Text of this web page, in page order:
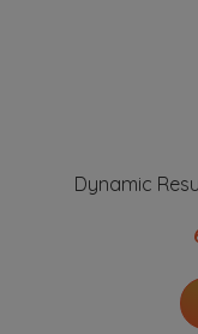
Dynamic